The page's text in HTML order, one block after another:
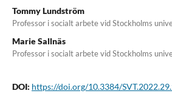
Tommy Lundström
Professor i socialt arbete vid Stockholms
Marie Sallnäs
Professor i socialt arbete vid Stockholms
DOI: https://doi.org/10.3384/